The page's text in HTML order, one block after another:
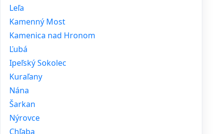
Leľa
Kamenný Most
Kamenica nad Hronom
Ľubá
Ipeľský Sokolec
Kuraľany
Nána
Šarkan
Nýrovce
Chľaba